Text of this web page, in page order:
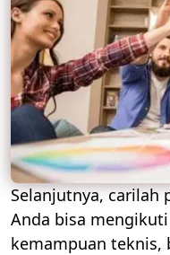
Selanjutnya, carilah
Anda bisa
kemampuan teknis,